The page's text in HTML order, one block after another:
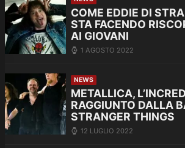
COME EDDIE DI
STA FACENDO
AI GIOVANI
1 AGOSTO 2022
NEWS
METALLICA,
RAGGIUNTO DALLA
STRANGER THINGS
12 LUGLIO 2022